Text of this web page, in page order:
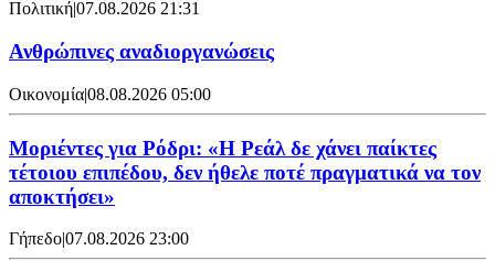
Πολιτική|07.08.2026 21:31
Ανθρώπινες αναδιοργανώσεις
Οικονομία|08.08.2026 05:00
Μοριέντες για Ρόδρι: «Η Ρεάλ δε χάνει παίκτες
τέτοιου επιπέδου, δεν ήθελε ποτέ πραγματικά να τον
αποκτήσει»
Γήπεδο|07.08.2026 23:00